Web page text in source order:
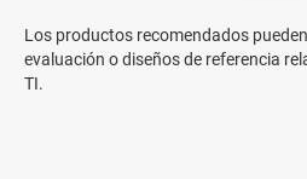
Los productos recomendados
evaluación o diseños de referencia
TI.